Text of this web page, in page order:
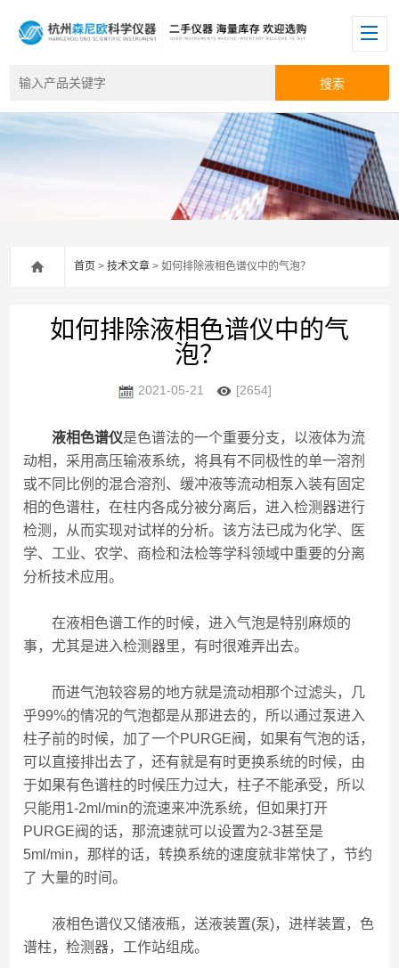
首页 >技术文章 > 如何排除液相色谱仪中的气泡？
如何排除液相色谱仪中的气
泡？
2021-05-21 [2654]
液相色谱仪是色谱法的一个重要分支，以液体为流
动相，采用高压输液系统，将具有不同极性的单一溶剂
或不同比例的混合溶剂、缓冲液等流动相泵入装有固定
相的色谱柱，在柱内各成分被分离后，进入检测器进行
检测，从而实现对试样的分析。该方法已成为化学、医
学、工业、农学、商检和法检等学科领域中重要的分离
分析技术应用。
在液相色谱工作的时候，进入气泡是特别麻烦的
事，尤其是进入检测器里，有时很难弄出去。
而进气泡较容易的地方就是流动相那个过滤头，几
乎99%的情况的气泡都是从那进去的，所以通过泵进入
柱子前的时候，加了一个PURGE阀，如果有气泡的话，
可以直接排出去了，还有就是有时更换系统的时候，由
于如果有色谱柱的时候压力过大，柱子不能承受，所以
只能用1-2ml/min的流速来冲洗系统，但如果打开
PURGE阀的话，那流速就可以设置为2-3甚至是
5ml/min，那样的话，转换系统的速度就非常快了，节约
了 大量的时间。
液相色谱仪又储液瓶，送液装置(泵)，进样装置，色
谱柱，检测器，工作站组成。